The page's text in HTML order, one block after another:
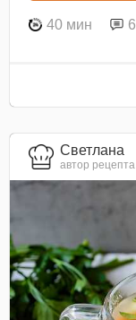
40 мин 6
Светлана
автор рецепта